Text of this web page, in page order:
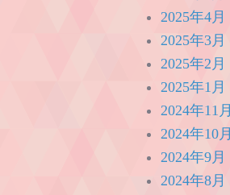
2025年4月
2025年3月
2025年2月
2025年1月
2024年11月
2024年10月
2024年9月
2024年8月